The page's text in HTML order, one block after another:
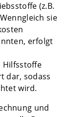
(z.B.
sie
erfolgt
Hilfsstoffe
dar, sodass
wird.
und